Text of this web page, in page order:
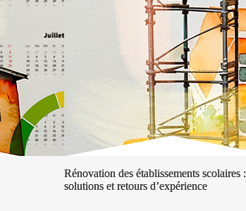
Rénovation des établissements scolaires :
solutions et retours d’expérience